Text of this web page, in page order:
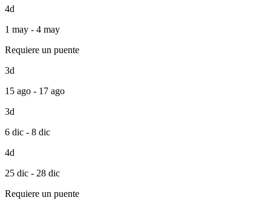
4d
1 may - 4 may
Requiere un puente
3d
15 ago - 17 ago
3d
6 dic - 8 dic
4d
25 dic - 28 dic
Requiere un puente